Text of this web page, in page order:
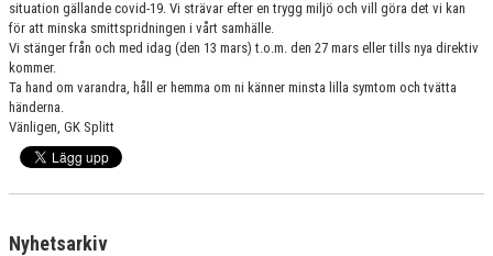
STÖDMEDLEM
SPONSRING
FRÅGOR & SVAR
FUNKTIONÄRER
FRITIDSKORTET
situation gällande covid-19. Vi strävar efter en trygg miljö och vill göra det vi kan
för att minska smittspridningen i vårt samhälle.
Vi stänger från och med idag (den 13 mars) t.o.m. den 27 mars eller tills nya direktiv
kommer.
Ta hand om varandra, håll er hemma om ni känner minsta lilla symtom och tvätta
händerna.
Vänligen, GK Splitt
Nyhetsarkiv